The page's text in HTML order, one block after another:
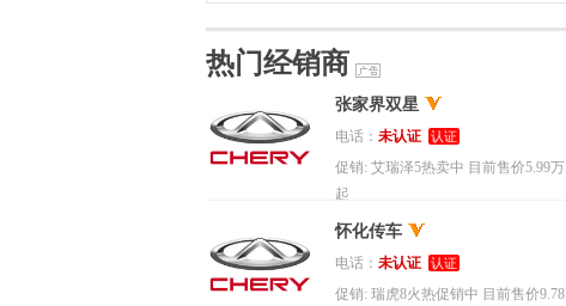
热门经销商
张家界双星
电话： 未认证 认证
促销: 艾瑞泽5热卖中 目前售价5.99万
起
怀化传车
电话： 未认证 认证
促销: 瑞虎8火热促销中 目前售价9.78